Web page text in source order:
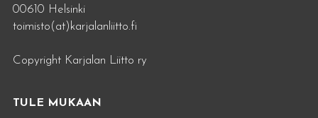
00610 Helsinki
toimisto(at)karjalanliitto.fi
Copyright Karjalan Liitto ry
TULE MUKAAN